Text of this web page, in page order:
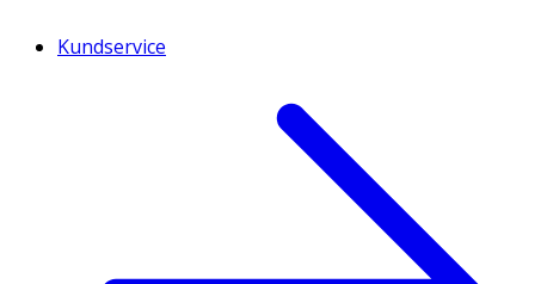
Kundservice